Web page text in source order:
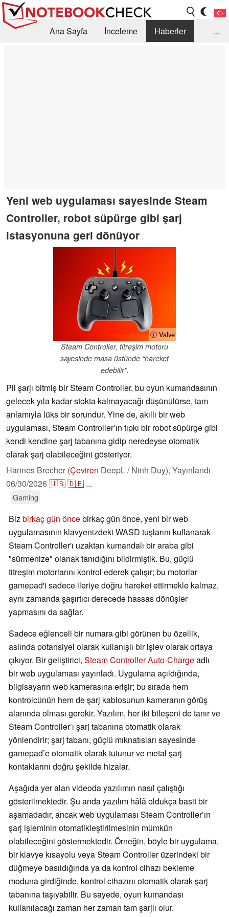
Ana Sayfa İnceleme
Haberler
...
Yeni web uygulaması sayesinde Steam
Controller, robot süpürge gibi şarj
istasyonuna geri dönüyor
ⓘ Valve
Steam Controller, titreşim motoru
sayesinde masa üstünde “hareket
edebilir”.
Pil şarjı bitmiş bir Steam Controller, bu oyun kumandasının
gelecek yıla kadar stokta kalmayacağı düşünülürse, tam
anlamıyla lüks bir sorundur. Yine de, akıllı bir web
uygulaması, Steam Controller’ın tıpkı bir robot süpürge gibi
kendi kendine şarj tabanına gidip neredeyse otomatik
olarak şarj olabileceğini gösteriyor.
Hannes Brecher (Çeviren DeepL / Ninh Duy), Yayınlandı
06/30/2026🇺🇸🇩🇪 ...
Gaming
Bizbirkaç gün öncebirkaç gün önce, yeni bir web
uygulamasının klavyenizdeki WASD tuşlarını kullanarak
Steam Controller'ı uzaktan kumandalı bir araba gibi
"sürmenize" olanak tanıdığını bildirmiştik. Bu, güçlü
titreşim motorlarını kontrol ederek çalışır; bu motorlar
gamepad'i sadece ileriye doğru hareket ettirmekle kalmaz,
aynı zamanda şaşırtıcı derecede hassas dönüşler
yapmasını da sağlar.
Sadece eğlenceli bir numara gibi görünen bu özellik,
aslında potansiyel olarak kullanışlı bir işlev olarak ortaya
çıkıyor. Bir geliştirici, Steam Controller Auto-Chargeadlı
bir web uygulaması yayınladı. Uygulama açıldığında,
bilgisayarın web kamerasına erişir; bu sırada hem
kontrolcünün hem de şarj kablosunun kameranın görüş
alanında olması gerekir. Yazılım, her iki bileşeni de tanır ve
Steam Controller’ı şarj tabanına otomatik olarak
yönlendirir; şarj tabanı, güçlü mıknatısları sayesinde
gamepad’e otomatik olarak tutunur ve metal şarj
kontaklarını doğru şekilde hizalar.
Aşağıda yer alan videoda yazılımın nasıl çalıştığı
gösterilmektedir. Şu anda yazılım hâlâ oldukça basit bir
aşamadadır, ancak web uygulaması Steam Controller’ın
şarj işleminin otomatikleştirilmesinin mümkün
olabileceğini göstermektedir. Örneğin, böyle bir uygulama,
bir klavye kısayolu veya Steam Controller üzerindeki bir
düğmeye basıldığında ya da kontrol cihazı bekleme
moduna girdiğinde, kontrol cihazını otomatik olarak şarj
tabanına taşıyabilir. Bu sayede, oyun kumandası
kullanılacağı zaman her zaman tam şarjlı olur.